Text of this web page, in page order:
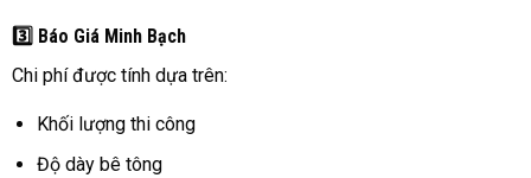
3️⃣ Báo Giá Minh Bạch
Chi phí được tính dựa trên:
Khối lượng thi công
Độ dày bê tông